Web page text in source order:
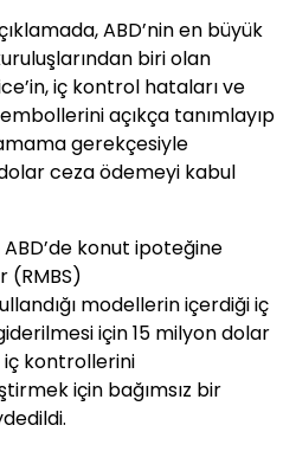
ABD’nin en büyük
biri olan
iç kontrol hataları ve
açıkça tanımlayıp
gerekçesiyle
ceza ödemeyi kabul
ABD’de konut ipoteğine
(RMBS)
modellerin içerdiği iç
için 15 milyon dolar
kontrollerini
için bağımsız bir